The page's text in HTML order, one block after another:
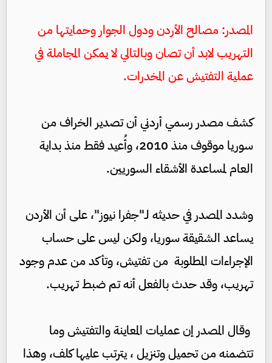
المصدر: مصالح الأردن ودول الجوار وحمايتها من
التهريب لابد أن تصان وبالتالي لا يمكن المجاملة في
عملية التفتيش عن المخدرات.
كشف مصدر رسمي أردني أن تصدير الخراف من
سوريا موقوف منذ 2010، وأُعيد فقط منذ بداية
العام لمساعدة الأشقاء السوريين.
وشدد المصدر في حديثه لـ"جفرا نيوز"، على أن الأردن
يساعد الشقيقة سوريا، ولكن ليس على حساب
الإجراءات المطلوبة من تفتيش، وتأكد من عدم وجود
تهريب، وقد حدث بالفعل أنه تم ضبط تهريب.
وقال المصدر إن عمليات المعاينة والتفتيش وما
تتضمنه من تحميل وتنزيل ، يترتب عليها كلف، وهذا